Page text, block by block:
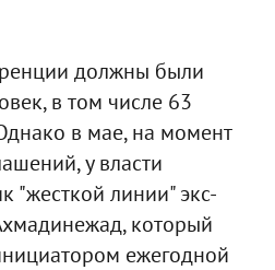
должны были
в том числе 63
в мае, на момент
у власти
"жесткой линии" экс-
который
ежегодной